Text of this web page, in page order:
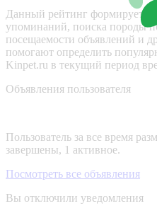
Данный рейтинг формируется
упоминаний, поиска породы
посещаемости объявлений и
помогают определить
Kinpet.ru в текущий период
Объявления пользователя
Пользователь за все время
завершены, 1 активное.
Посмотреть все объявления
Вы отключили уведомления